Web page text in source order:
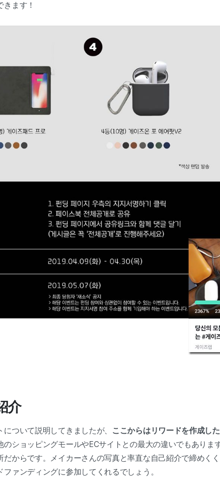
ます！
介
ついて説明してきましたが、
ここからはリワードを作成した
のショッピングモールやECサイトとの最大の違いでもありま
だからです。メイカーさんの写真と率直な自己紹介で締めく
ァンディングに参加してくれるでしょう。